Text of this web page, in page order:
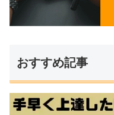
おすすめ記事